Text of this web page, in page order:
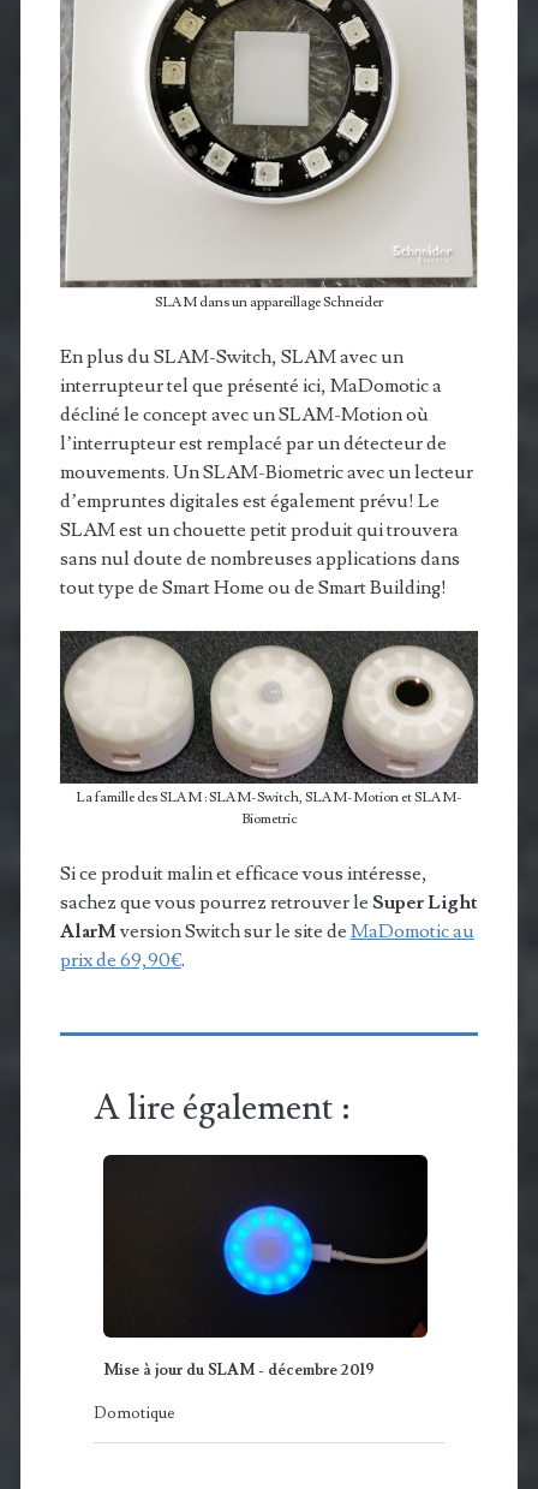
SLAM dans un appareillage Schneider
En plus du SLAM-Switch, SLAM avec un
interrupteur tel que présenté ici, MaDomotic a
décliné le concept avec un SLAM-Motion où
l’interrupteur est remplacé par un détecteur de
mouvements. Un SLAM-Biometric avec un lecteur
d’empruntes digitales est également prévu! Le
SLAM est un chouette petit produit qui trouvera
sans nul doute de nombreuses applications dans
tout type de Smart Home ou de Smart Building!
La famille des SLAM : SLAM-Switch, SLAM-Motion et SLAM-
Biometric
Si ce produit malin et efficace vous intéresse,
sachez que vous pourrez retrouver le Super Light
AlarMversion Switch sur le site de MaDomotic au
prix de 69,90€.
A lire également :
Mise à jour du SLAM - décembre 2019
Domotique